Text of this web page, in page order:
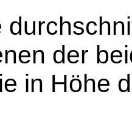
der
in Höhe